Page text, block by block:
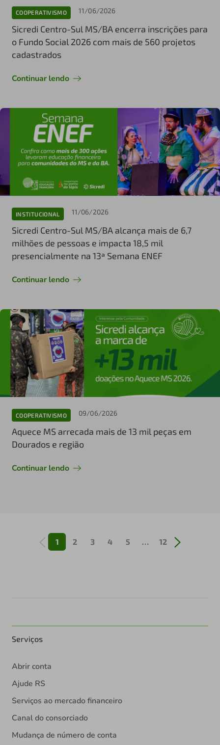
COOPERATIVISMO 11/06/2026
Sicredi Centro-Sul MS/BA encerra inscrições para
o Fundo Social 2026 com mais de 560 projetos
cadastrados
Continuar lendo
INSTITUCIONAL 11/06/2026
Sicredi Centro-Sul MS/BA alcança mais de 6,7
milhões de pessoas e impacta 18,5 mil
presencialmente na 13ª Semana ENEF
Continuar lendo
COOPERATIVISMO 09/06/2026
Aquece MS arrecada mais de 13 mil peças em
Dourados e região
Continuar lendo
1 2 3 4 5 … 12
Serviços
Abrir conta
Ajude RS
Serviços ao mercado financeiro
Canal do consorciado
Mudança de número de conta